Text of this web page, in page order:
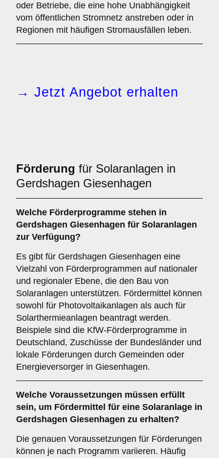
oder Betriebe, die eine hohe Unabhängigkeit
vom öffentlichen Stromnetz anstreben oder in
Regionen mit häufigen Stromausfällen leben.
→ Jetzt Angebot erhalten
Förderung für Solaranlagen in
Gerdshagen Giesenhagen
Welche Förderprogramme stehen in
Gerdshagen Giesenhagen für Solaranlagen
zur Verfügung?
Es gibt für Gerdshagen Giesenhagen eine
Vielzahl von Förderprogrammen auf nationaler
und regionaler Ebene, die den Bau von
Solaranlagen unterstützen. Fördermittel können
sowohl für Photovoltaikanlagen als auch für
Solarthermieanlagen beantragt werden.
Beispiele sind die KfW-Förderprogramme in
Deutschland, Zuschüsse der Bundesländer und
lokale Förderungen durch Gemeinden oder
Energieversorger in Giesenhagen.
Welche Voraussetzungen müssen erfüllt
sein, um Fördermittel für eine Solaranlage in
Gerdshagen Giesenhagen zu erhalten?
Die genauen Voraussetzungen für Förderungen
können je nach Programm variieren. Häufig